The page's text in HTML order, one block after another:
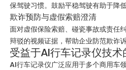
保驾驶习惯。鼓励平稳驾驶有助于降
欺诈预防与虚假索赔澄清
面对虚假保险索赔、碰瓷事故或责任
辩驳的视频证据，帮助企业防范欺诈
受益于AI行车记录仪技术
AI行车记录仪广泛应用于多个商用车